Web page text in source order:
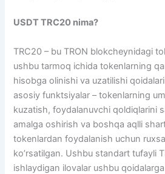
USDT TRC20 nima?
TRC20 – bu TRON blokcheynidagi
ushbu tarmoq ichida tokenlarning
hisobga olinishi va uzatilishi
asosiy funktsiyalar – tokenlarning
kuzatish, foydalanuvchi qoldiqlarini
amalga oshirish va boshqa aqlli
tokenlardan foydalanish uchun
ko’rsatilgan. Ushbu standart tufayli
ishlaydigan ilovalar ushbu